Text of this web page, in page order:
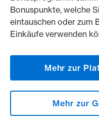
Bonuspunkte, welche
eintauschen oder zum
Einkäufe verwenden
Mehr zur
Mehr zur